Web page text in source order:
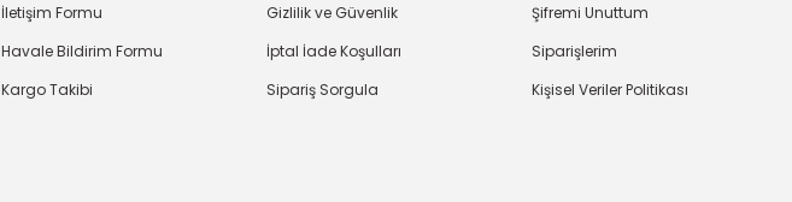
İletişim Formu
Havale Bildirim Formu
Kargo Takibi
Gizlilik ve Güvenlik
İptal İade Koşulları
Sipariş Sorgula
Şifremi Unuttum
Siparişlerim
Kişisel Veriler Politikası